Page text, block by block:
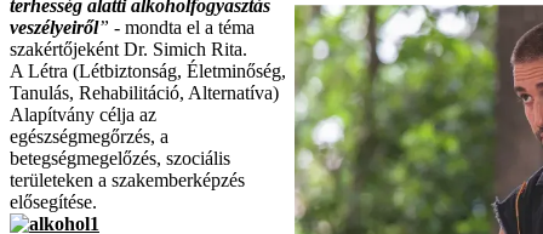
terhesség alatti alkoholfogyasztás
veszélyeiről” - mondta el a téma
szakértőjeként Dr. Simich Rita.
A Létra (Létbiztonság, Életminőség,
Tanulás, Rehabilitáció, Alternatíva)
Alapítvány célja az
egészségmegőrzés, a
betegségmegelőzés, szociális
területeken a szakemberképzés
elősegítése.